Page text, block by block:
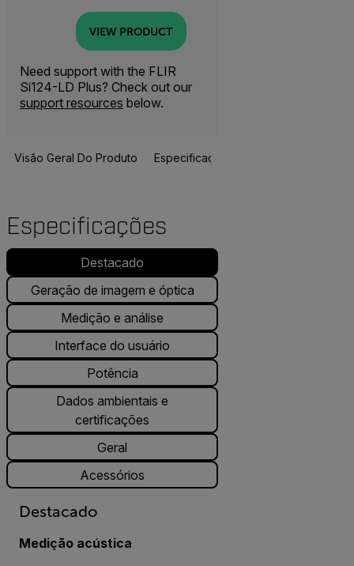
VIEW PRODUCT
Need support with the FLIR
Si124-LD Plus? Check out our
support resources below.
Visão Geral Do Produto Especificações
Especificações
Destacado
Geração de imagem e óptica
Medição e análise
Interface do usuário
Potência
Dados ambientais e
certificações
Geral
Acessórios
Destacado
Medição acústica